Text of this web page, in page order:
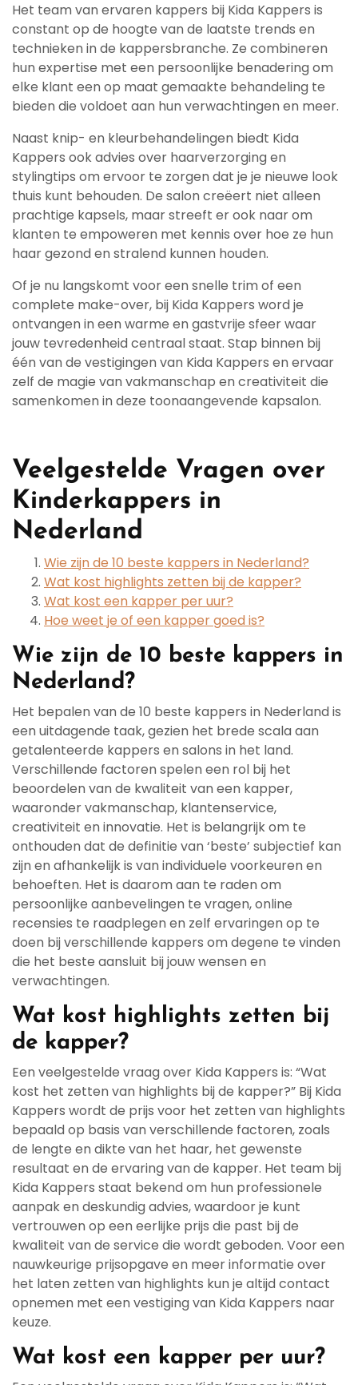
Het team van ervaren kappers bij Kida Kappers is
constant op de hoogte van de laatste trends en
technieken in de kappersbranche. Ze combineren
hun expertise met een persoonlijke benadering om
elke klant een op maat gemaakte behandeling te
bieden die voldoet aan hun verwachtingen en meer.
Naast knip- en kleurbehandelingen biedt Kida
Kappers ook advies over haarverzorging en
stylingtips om ervoor te zorgen dat je je nieuwe look
thuis kunt behouden. De salon creëert niet alleen
prachtige kapsels, maar streeft er ook naar om
klanten te empoweren met kennis over hoe ze hun
haar gezond en stralend kunnen houden.
Of je nu langskomt voor een snelle trim of een
complete make-over, bij Kida Kappers word je
ontvangen in een warme en gastvrije sfeer waar
jouw tevredenheid centraal staat. Stap binnen bij
één van de vestigingen van Kida Kappers en ervaar
zelf de magie van vakmanschap en creativiteit die
samenkomen in deze toonaangevende kapsalon.
Veelgestelde Vragen over
Kinderkappers in
Nederland
Wie zijn de 10 beste kappers in Nederland?
Wat kost highlights zetten bij de kapper?
Wat kost een kapper per uur?
Hoe weet je of een kapper goed is?
Wie zijn de 10 beste kappers in
Nederland?
Het bepalen van de 10 beste kappers in Nederland is
een uitdagende taak, gezien het brede scala aan
getalenteerde kappers en salons in het land.
Verschillende factoren spelen een rol bij het
beoordelen van de kwaliteit van een kapper,
waaronder vakmanschap, klantenservice,
creativiteit en innovatie. Het is belangrijk om te
onthouden dat de definitie van ‘beste’ subjectief kan
zijn en afhankelijk is van individuele voorkeuren en
behoeften. Het is daarom aan te raden om
persoonlijke aanbevelingen te vragen, online
recensies te raadplegen en zelf ervaringen op te
doen bij verschillende kappers om degene te vinden
die het beste aansluit bij jouw wensen en
verwachtingen.
Wat kost highlights zetten bij
de kapper?
Een veelgestelde vraag over Kida Kappers is: “Wat
kost het zetten van highlights bij de kapper?” Bij Kida
Kappers wordt de prijs voor het zetten van highlights
bepaald op basis van verschillende factoren, zoals
de lengte en dikte van het haar, het gewenste
resultaat en de ervaring van de kapper. Het team bij
Kida Kappers staat bekend om hun professionele
aanpak en deskundig advies, waardoor je kunt
vertrouwen op een eerlijke prijs die past bij de
kwaliteit van de service die wordt geboden. Voor een
nauwkeurige prijsopgave en meer informatie over
het laten zetten van highlights kun je altijd contact
opnemen met een vestiging van Kida Kappers naar
keuze.
Wat kost een kapper per uur?